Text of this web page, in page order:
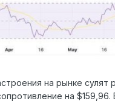
на рынке сулят
на $159,96.